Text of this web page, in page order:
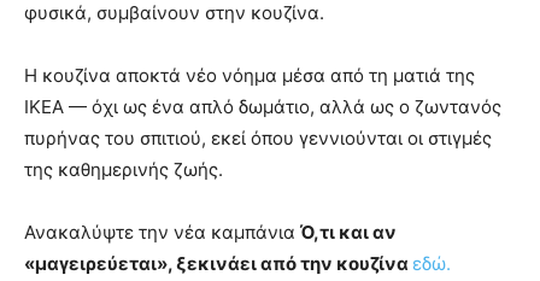
φυσικά, συμβαίνουν στην κουζίνα.
Η κουζίνα αποκτά νέο νόημα μέσα από τη ματιά της
ΙΚΕΑ — όχι ως ένα απλό δωμάτιο, αλλά ως ο ζωντανός
πυρήνας του σπιτιού, εκεί όπου γεννιούνται οι στιγμές
της καθημερινής ζωής.
Ανακαλύψτε την νέα καμπάνια Ό,τι και αν
«μαγειρεύεται», ξεκινάει από την κουζίνα εδώ.